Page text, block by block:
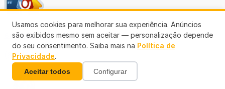
SEMUSA
(69)3901-3176
Usamos cookies para melhorar sua experiência. Anúncios
são exibidos mesmo sem aceitar — personalização depende
do seu consentimento. Saiba mais na Política de
Privacidade.
Aceitar todos Configurar